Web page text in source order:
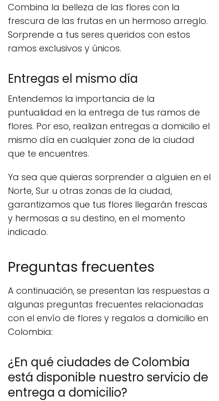
Combina la belleza de las flores con la
frescura de las frutas en un hermoso arreglo.
Sorprende a tus seres queridos con estos
ramos exclusivos y únicos.
Entregas el mismo día
Entendemos la importancia de la
puntualidad en la entrega de tus ramos de
flores. Por eso, realizan entregas a domicilio el
mismo día en cualquier zona de la ciudad
que te encuentres.
Ya sea que quieras sorprender a alguien en el
Norte, Sur u otras zonas de la ciudad,
garantizamos que tus flores llegarán frescas
y hermosas a su destino, en el momento
indicado.
Preguntas frecuentes
A continuación, se presentan las respuestas a
algunas preguntas frecuentes relacionadas
con el envío de flores y regalos a domicilio en
Colombia:
¿En qué ciudades de Colombia
está disponible nuestro servicio de
entrega a domicilio?